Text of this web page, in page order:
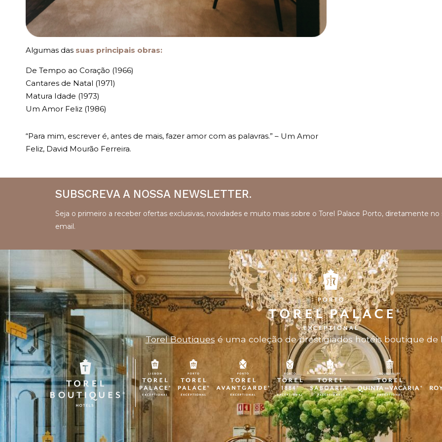
Algumas das suas principais obras:
De Tempo ao Coração (1966)
Cantares de Natal (1971)
Matura Idade (1973)
Um Amor Feliz (1986)
“Para mim, escrever é, antes de mais, fazer amor com as palavras.” – Um Amor
Feliz, David Mourão Ferreira.
SUBSCREVA A NOSSA NEWSLETTER.
Seja o primeiro a receber ofertas exclusivas, novidades e muito mais sobre o Torel Palace Porto, diretamente no
email.
Torel Boutiques é uma coleção de prestigiados hotéis boutique de